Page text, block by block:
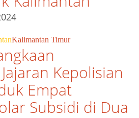
Kalimantan Timur
Kepolisian
Empat
Subsidi di Dua